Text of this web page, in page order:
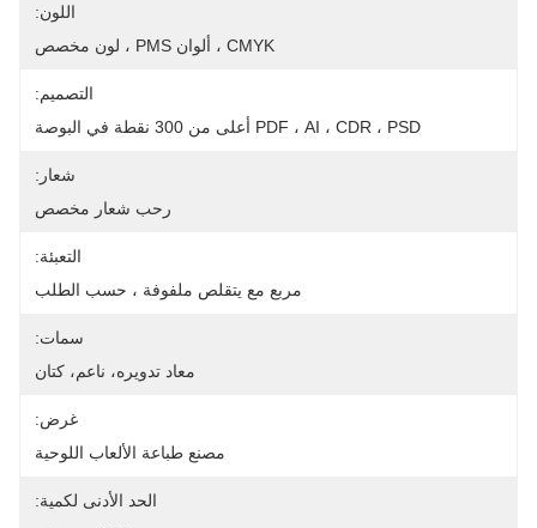
اللون:
CMYK ، ألوان PMS ، لون مخصص
التصميم:
PDF ، AI ، CDR ، PSD أعلى من 300 نقطة في البوصة
شعار:
رحب شعار مخصص
التعبئة:
مربع مع يتقلص ملفوفة ، حسب الطلب
سمات:
معاد تدويره، ناعم، كتان
غرض:
مصنع طباعة الألعاب اللوحية
الحد الأدنى لكمية: